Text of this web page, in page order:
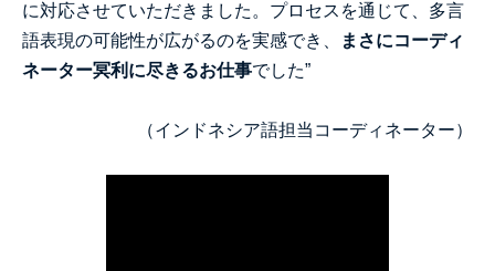
に対応させていただきました。プロセスを通じて、多言
語表現の可能性が広がるのを実感でき、
まさにコーディ
ネーター冥利に尽きるお仕事でした”
（インドネシア語担当コーディネーター）